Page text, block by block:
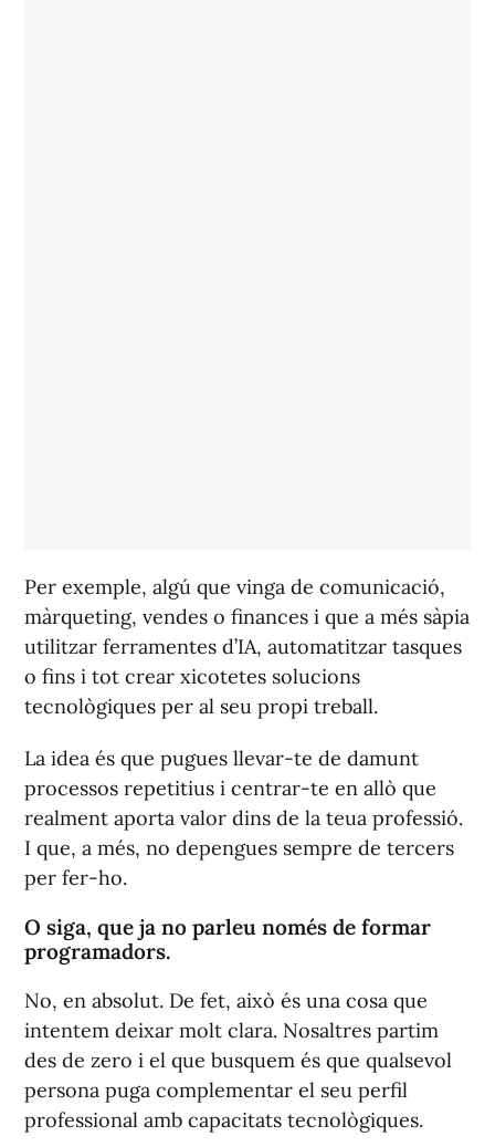
Per exemple, algú que vinga de comunicació,
màrqueting, vendes o finances i que a més sàpia
utilitzar ferramentes d’IA, automatitzar tasques
o fins i tot crear xicotetes solucions
tecnològiques per al seu propi treball.
La idea és que pugues llevar-te de damunt
processos repetitius i centrar-te en allò que
realment aporta valor dins de la teua professió.
I que, a més, no depengues sempre de tercers
per fer-ho.
O siga, que ja no parleu només de formar
programadors.
No, en absolut. De fet, això és una cosa que
intentem deixar molt clara. Nosaltres partim
des de zero i el que busquem és que qualsevol
persona puga complementar el seu perfil
professional amb capacitats tecnològiques.